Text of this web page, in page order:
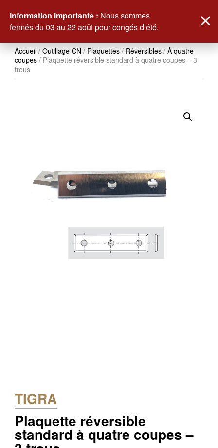
Accueil / Outillage CN / Plaquettes / Réversibles / À quatre
coupes / Plaquette réversible standard à quatre coupes – 3
trous
TIGRA
Plaquette réversible
standard à quatre coupes –
Information importante : Nous sommes
fermés du 03 au 22 août pour congés d’été.